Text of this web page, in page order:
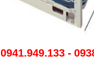
0941.949.133 -